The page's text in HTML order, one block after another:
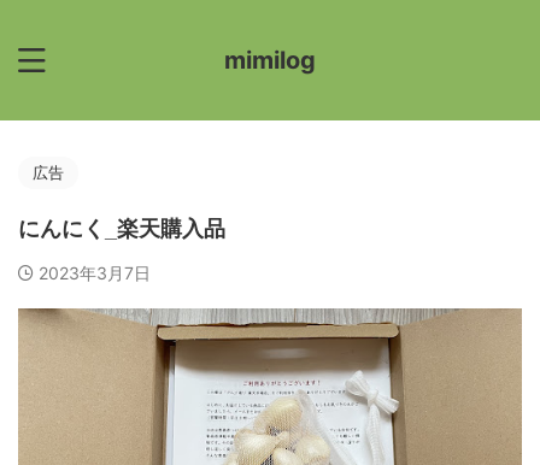
mimilog
広告
にんにく_楽天購入品
2023年3月7日